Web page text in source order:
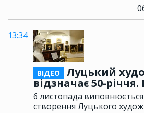
13:34
ВІДЕО
Луцький
відзначає 50-річчя.
6 листопада виповнюється
створення Луцького